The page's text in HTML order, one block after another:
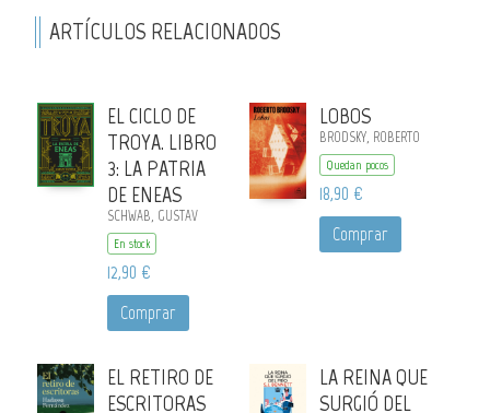
ARTÍCULOS RELACIONADOS
EL CICLO DE
TROYA. LIBRO
3: LA PATRIA
DE ENEAS
SCHWAB, GUSTAV
En stock
12,90 €
Comprar
LOBOS
BRODSKY, ROBERTO
Quedan pocos
18,90 €
Comprar
EL RETIRO DE
ESCRITORAS
LA REINA QUE
SURGIÓ DEL